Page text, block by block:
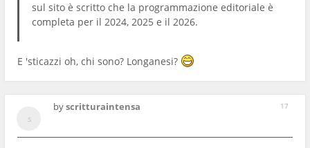
sul sito è scritto che la programmazione editoriale è
completa per il 2024, 2025 e il 2026.
E 'sticazzi oh, chi sono? Longanesi?
17
byscritturaintensa